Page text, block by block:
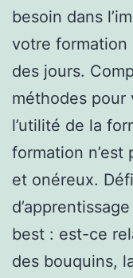
besoin dans
votre formation
des jours.
méthodes pour
l’utilité de la
formation n’est
et onéreux.
best : est-ce
des bouquins,